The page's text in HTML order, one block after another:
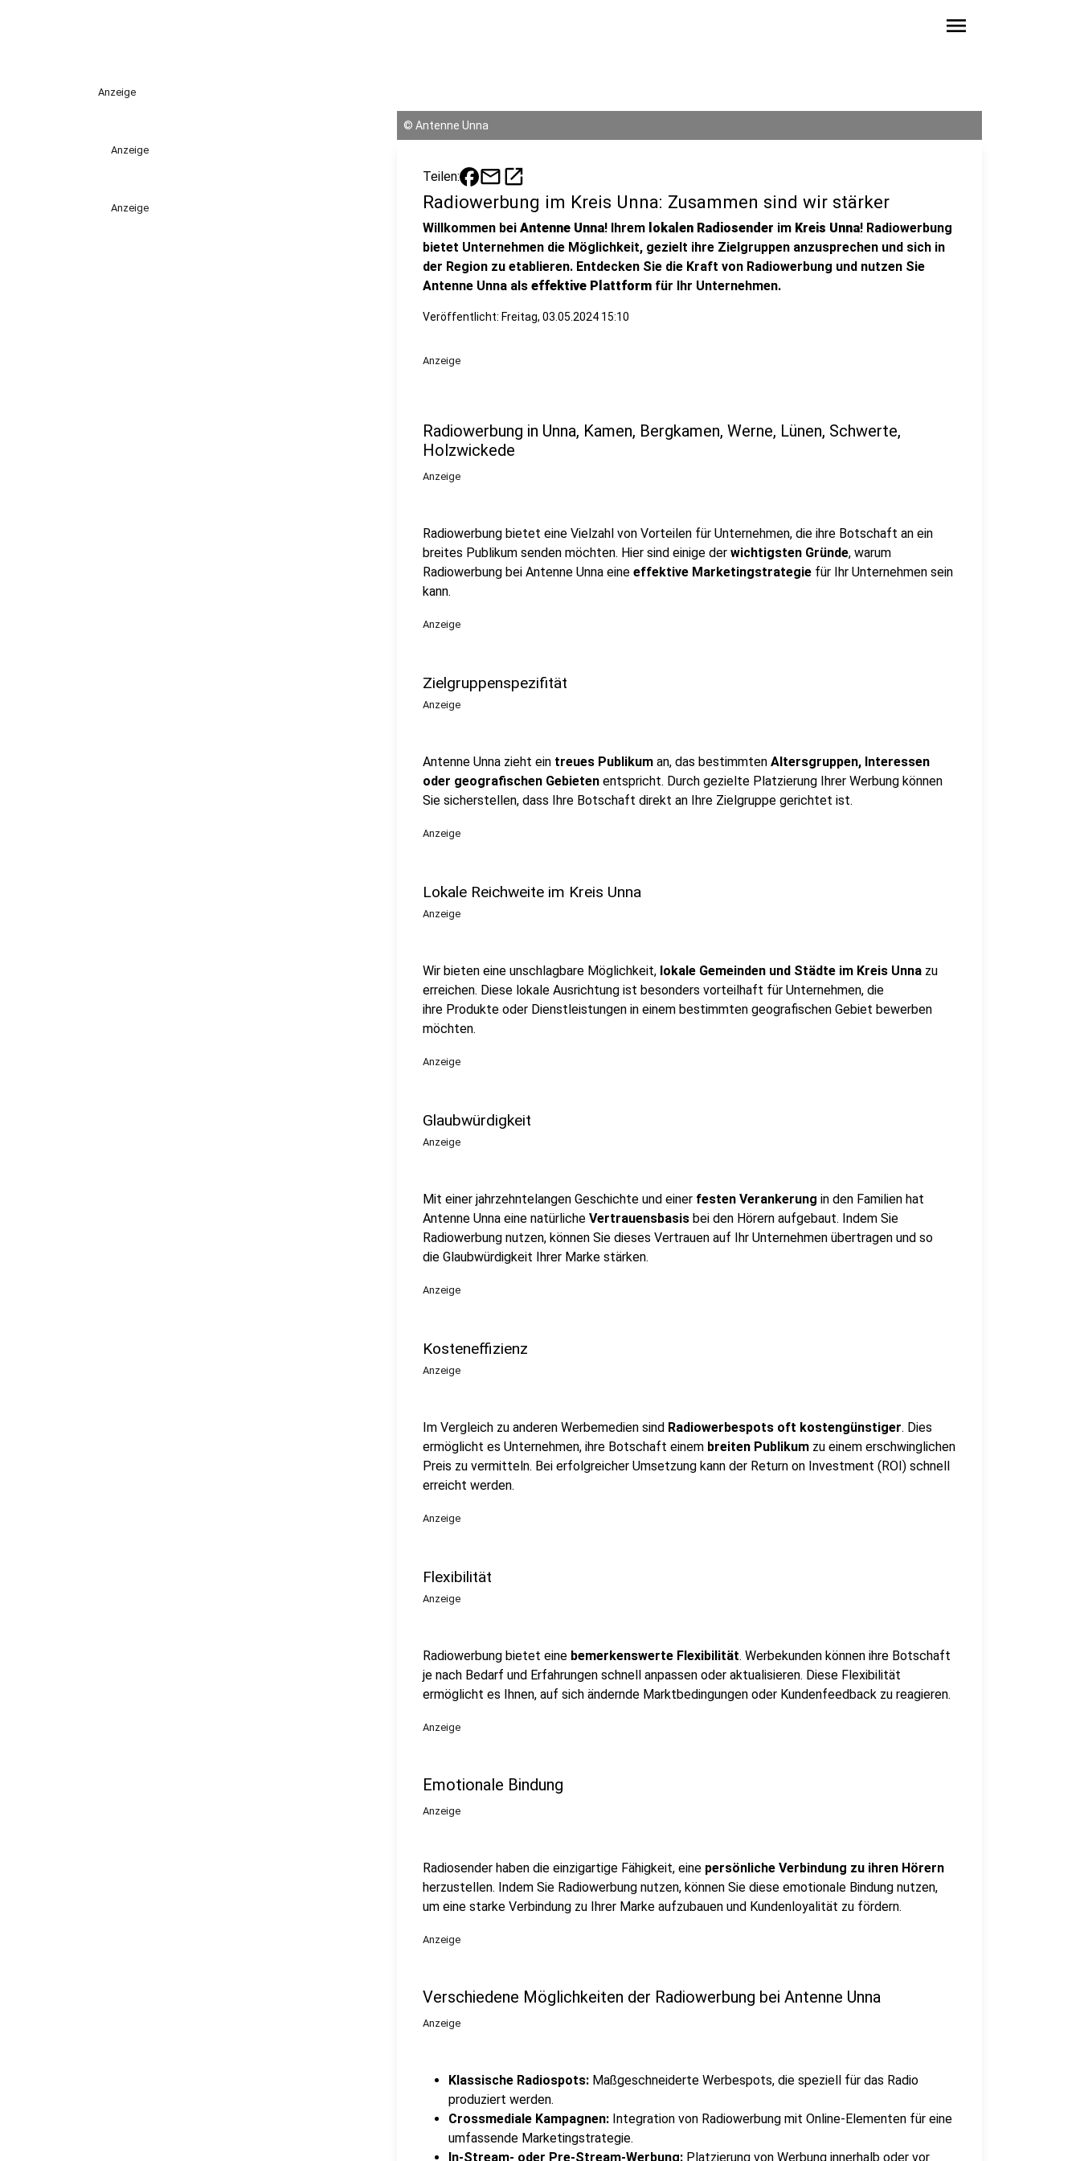
menu
Anzeige
Anzeige
Anzeige
© Antenne Unna
Teilen: mailopen_in_new
Radiowerbung im Kreis Unna: Zusammen sind wir stärker
Willkommen bei Antenne Unna! Ihrem lokalen Radiosender im Kreis Unna! Radiowerbung
bietet Unternehmen die Möglichkeit, gezielt ihre Zielgruppen anzusprechen und sich in
der Region zu etablieren. Entdecken Sie die Kraft von Radiowerbung und nutzen Sie
Antenne Unna als effektive Plattform für Ihr Unternehmen.
Veröffentlicht: Freitag, 03.05.2024 15:10
Anzeige
Radiowerbung in Unna, Kamen, Bergkamen, Werne, Lünen, Schwerte,
Holzwickede
Anzeige
Radiowerbung bietet eine Vielzahl von Vorteilen für Unternehmen, die ihre Botschaft an ein
breites Publikum senden möchten. Hier sind einige der wichtigsten Gründe, warum
Radiowerbung bei Antenne Unna eine effektive Marketingstrategie für Ihr Unternehmen sein
kann.
Anzeige
Zielgruppenspezifität
Anzeige
Antenne Unna zieht ein treues Publikum an, das bestimmten Altersgruppen, Interessen
oder geografischen Gebieten entspricht. Durch gezielte Platzierung Ihrer Werbung können
Sie sicherstellen, dass Ihre Botschaft direkt an Ihre Zielgruppe gerichtet ist.
Anzeige
Lokale Reichweite im Kreis Unna
Anzeige
Wir bieten eine unschlagbare Möglichkeit, lokale Gemeinden und Städte im Kreis Unna zu
erreichen. Diese lokale Ausrichtung ist besonders vorteilhaft für Unternehmen, die
ihre Produkte oder Dienstleistungen in einem bestimmten geografischen Gebiet bewerben
möchten.
Anzeige
Glaubwürdigkeit
Anzeige
Mit einer jahrzehntelangen Geschichte und einer festen Verankerung in den Familien hat
Antenne Unna eine natürliche Vertrauensbasis bei den Hörern aufgebaut. Indem Sie
Radiowerbung nutzen, können Sie dieses Vertrauen auf Ihr Unternehmen übertragen und so
die Glaubwürdigkeit Ihrer Marke stärken.
Anzeige
Kosteneffizienz
Anzeige
Im Vergleich zu anderen Werbemedien sind Radiowerbespots oft kostengünstiger. Dies
ermöglicht es Unternehmen, ihre Botschaft einem breiten Publikum zu einem erschwinglichen
Preis zu vermitteln. Bei erfolgreicher Umsetzung kann der Return on Investment (ROI) schnell
erreicht werden.
Anzeige
Flexibilität
Anzeige
Radiowerbung bietet eine bemerkenswerte Flexibilität. Werbekunden können ihre Botschaft
je nach Bedarf und Erfahrungen schnell anpassen oder aktualisieren. Diese Flexibilität
ermöglicht es Ihnen, auf sich ändernde Marktbedingungen oder Kundenfeedback zu reagieren.
Anzeige
Emotionale Bindung
Anzeige
Radiosender haben die einzigartige Fähigkeit, eine persönliche Verbindung zu ihren Hörern
herzustellen. Indem Sie Radiowerbung nutzen, können Sie diese emotionale Bindung nutzen,
um eine starke Verbindung zu Ihrer Marke aufzubauen und Kundenloyalität zu fördern.
Anzeige
Verschiedene Möglichkeiten der Radiowerbung bei Antenne Unna
Anzeige
Klassische Radiospots: Maßgeschneiderte Werbespots, die speziell für das Radio
produziert werden.
Crossmediale Kampagnen: Integration von Radiowerbung mit Online-Elementen für eine
umfassende Marketingstrategie.
In-Stream- oder Pre-Stream-Werbung: Platzierung von Werbung innerhalb oder vor